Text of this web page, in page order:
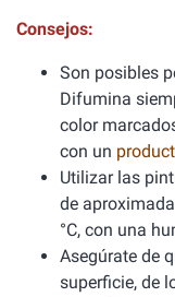
Consejos:
Son posibles
Difumina
color
con un
Utilizar las
de
°C, con una
Asegúrate de
superficie, de